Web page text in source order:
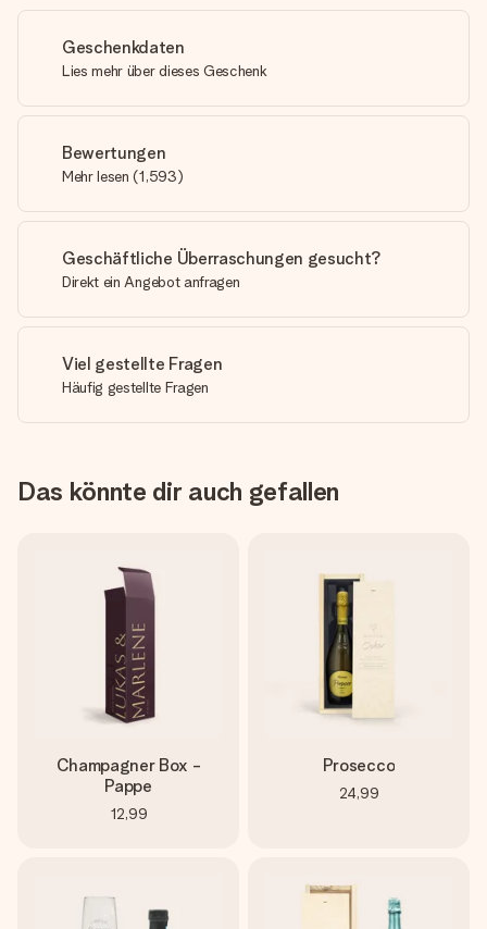
Geschenkdaten
Lies mehr über dieses Geschenk
Bewertungen
Mehr lesen (1,593)
Geschäftliche Überraschungen gesucht?
Direkt ein Angebot anfragen
Viel gestellte Fragen
Häufig gestellte Fragen
Das könnte dir auch gefallen
Champagner Box -
Pappe
12,99
Prosecco
24,99